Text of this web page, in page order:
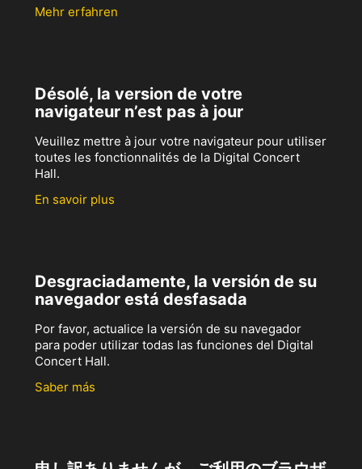
Mehr erfahren
Désolé, la version de votre
navigateur n’est pas à jour
Veuillez mettre à jour votre navigateur pour utiliser
toutes les fonctionnalités de la Digital Concert
Hall.
En savoir plus
Desgraciadamente, la versión de su
navegador está desfasada
Por favor, actualice la versión de su navegador
para poder utilizar todas las funciones del Digital
Concert Hall.
Saber más